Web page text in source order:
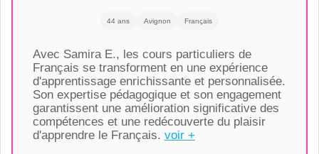
44 ans Avignon Français
Avec Samira E., les cours particuliers de
Français se transforment en une expérience
d'apprentissage enrichissante et personnalisée.
Son expertise pédagogique et son engagement
garantissent une amélioration significative des
compétences et une redécouverte du plaisir
d'apprendre le Français. voir +